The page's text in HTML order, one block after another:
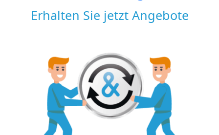
Erhalten Sie jetzt Angebote